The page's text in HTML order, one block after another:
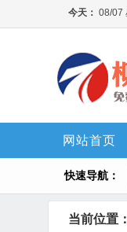
网站首页
快速导航：
当前位置：